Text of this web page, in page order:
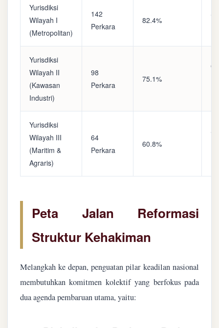
Yurisdiksi
Wilayah I
(Metropolitan)
142
Perkara
82.4%
Yurisdiksi
Wilayah II
(Kawasan
Industri)
98
Perkara
75.1%
Yurisdiksi
Wilayah III
(Maritim &
Agraris)
64
Perkara
60.8%
Peta Jalan Reformasi
Struktur Kehakiman
Melangkah ke depan, penguatan pilar keadilan nasional
membutuhkan komitmen kolektif yang berfokus pada
dua agenda pembaruan utama, yaitu: